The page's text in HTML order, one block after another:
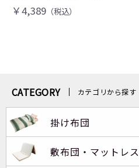
￥4,389 （税込）
CATEGORY カテゴリから探す
掛け布団
敷布団・マットレス